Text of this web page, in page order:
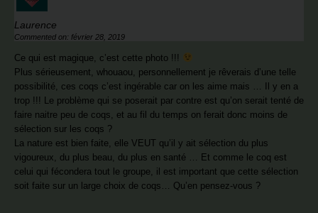
Laurence
Commented on: février 28, 2019
Ce qui est magique, c’est cette photo !!!
Plus sérieusement, whouaou, personnellement je rêverais d’une telle
possibilité, ces coqs c’est ingérable car on les aime mais … Il y en a
trop !!! Le problème qui se poserait par contre est qu’on serait tenté de
faire naitre peu de coqs, et au fil du temps on ferait donc moins de
sélection sur les coqs ?
La nature est bien faite, elle VEUT qu’il y ait sélection du plus
vigoureux, du plus beau, du plus en santé … Et comme le coq est
celui qui fécondera tout le groupe, il est important que cette sélection
soit faite sur un large choix de coqs… Qu’en pensez-vous ?